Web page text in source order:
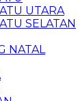
UTARA
SELATAN
NATAL